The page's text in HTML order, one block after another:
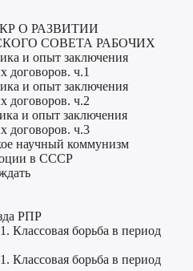
О РАЗВИТИИ
СОВЕТА РАБОЧИХ
и опыт заключения
договоров. ч.1
и опыт заключения
договоров. ч.2
и опыт заключения
договоров. ч.3
научный коммунизм
в СССР
РПР
Классовая борьба в период
Классовая борьба в период